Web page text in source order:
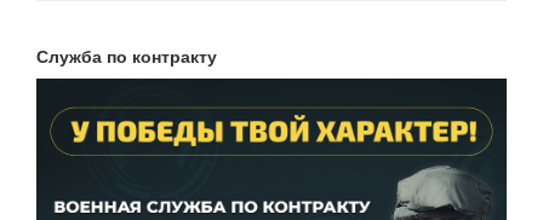
Служба по контракту